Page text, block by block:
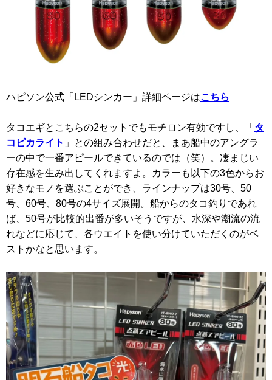
ハピソン公式「LEDシンカー」詳細ページはこちら
タコエギとこちらの2セットでもモチロン有効ですし、「 タ
コピカライト 」との組み合わせだと、まあ船中のアングラ
ーの中で一番アピールできているのでは（笑）。凄まじい
存在感を生み出してくれますよ。カラーも以下の3色からお
好きなモノを選ぶことができ、ラインナップは30号、50
号、60号、80号の4サイズ展開。船からのタコ釣りであれ
ば、50号が比較的出番が多いそうですが、水深や潮流の流
れなどに応じて、各ウエイトを使い分けていただくのがベ
ストかなと思います。